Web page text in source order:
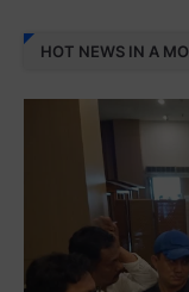
HOT NEWS IN A